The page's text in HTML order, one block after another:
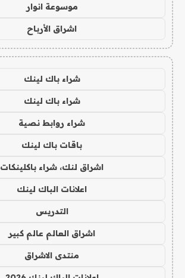
موسوعة انوار
اشراق الأرباح
شراء باك لينك
شراء باك لينك
شراء روابط نصية
باقات باك لينك
اشراق لنك، شراء باكلينكات
اعلانات الباك لينك
التدريس
اشراق العالم عالم كبير
منتدى الاشراق